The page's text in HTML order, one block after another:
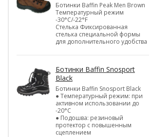
Ботинки Baffin Peak Men Brown
Температурный режим
-30°С/-22°F
Стелька Фиксированная
стелька специальной формы
для дополнительного удобства
Ботинки Baffin Snosport
Black
Ботинки Baffin Snosport Black
● Температурный режим: при
активном использовании до
-20°С
● Подошва: резиновый
протектор с повышенным
сцеплением